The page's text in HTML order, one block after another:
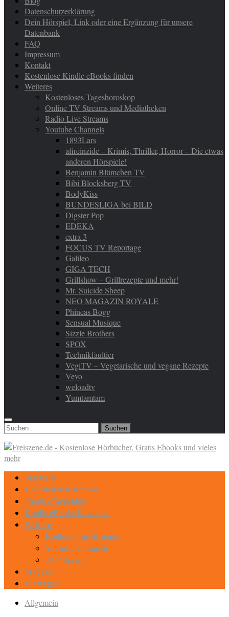
Datenschutzerklärung
Dein Hörspiel, Link oder eine Ergänzung für unsere
Datenbank
FAQ
Impressum
Kontakt
Kostenlose Kindle eBooks finden
Weiteres
Kostenloses Tageshoroskop
Online TV Streams und Mediatheken
Radio Live Streams
Youtube Channels
1893Lars
afireinzide – Krimis, Thriller, Horror – Die etwas
anderen Hörspiele!
Benjamin Blümchen TV
Bibi Blocksberg TV
BodyKiss
BUNDESLIGA bei BILD
Digster Pop
EDEKA
extra 3
FOCUS TV Reportage
Galileo
GIGA TECH
Grillshow – Grillrezepte und mehr!
Mr. Suicide Sheep
NEO MAGAZIN ROYALE
Phineas Bogg
Sensual Musique
Sizzle Brothers
SPOX
Technikfaultier
VegiTV – Vegetarische und vegane Rezepte
Vevo
weloadtv
Yumtamtam
Suchen
Startseite
Hörbücher Kostenlos
eBooks Kostenlos
Kindle eBooks Kostenlos
Weiteres
Radio online Streams
Youtube Channels
TV / Serien
Magazin
Eintragen
Allgemein